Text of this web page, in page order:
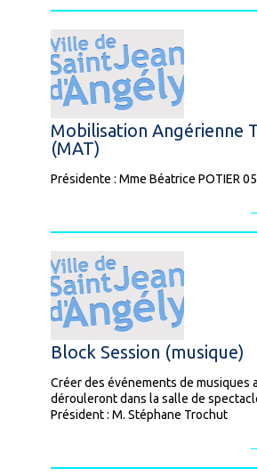
Mobilisation Angérienne
(MAT)
Présidente : Mme Béatrice POTIER
Block Session (musique)
Créer des événements de musiques
dérouleront dans la salle de
Président : M. Stéphane Trochut